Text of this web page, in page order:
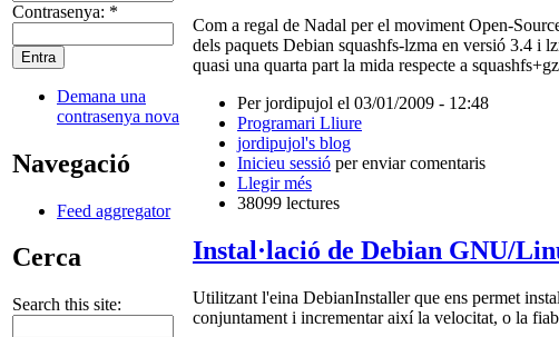
Contrasenya: *
Demana una
contrasenya nova
Navegació
Feed aggregator
Cerca
Search this site:
Com a regal de Nadal per el moviment Open-
dels paquets Debian squashfs-lzma en versió 3.4 i
quasi una quarta part la mida respecte a
Per jordipujol el 03/01/2009 - 12:48
Programari Lliure
jordipujol's blog
Inicieu sessió per enviar comentaris
Llegir més
38099 lectures
Instal·lació de Debian GNU/
Utilitzant l'eina DebianInstaller que ens permet
conjuntament i incrementar així la velocitat, o la